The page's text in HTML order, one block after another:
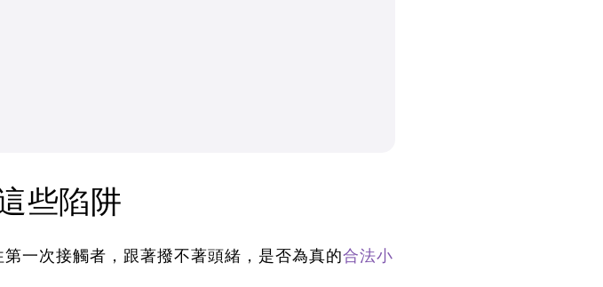
些陷阱
一次接觸者，跟著撥不著頭緒，是否為真的合法小